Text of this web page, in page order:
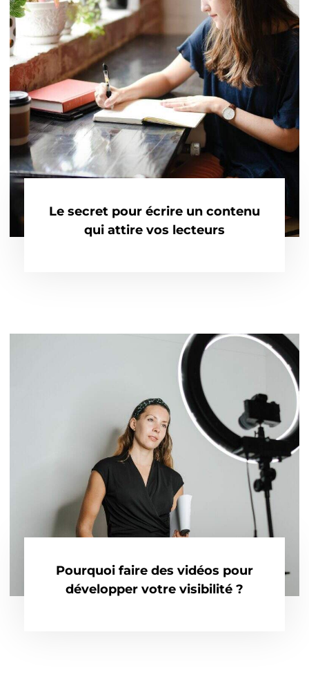
Le secret pour écrire un contenu
qui attire vos lecteurs
Pourquoi faire des vidéos pour
développer votre visibilité ?